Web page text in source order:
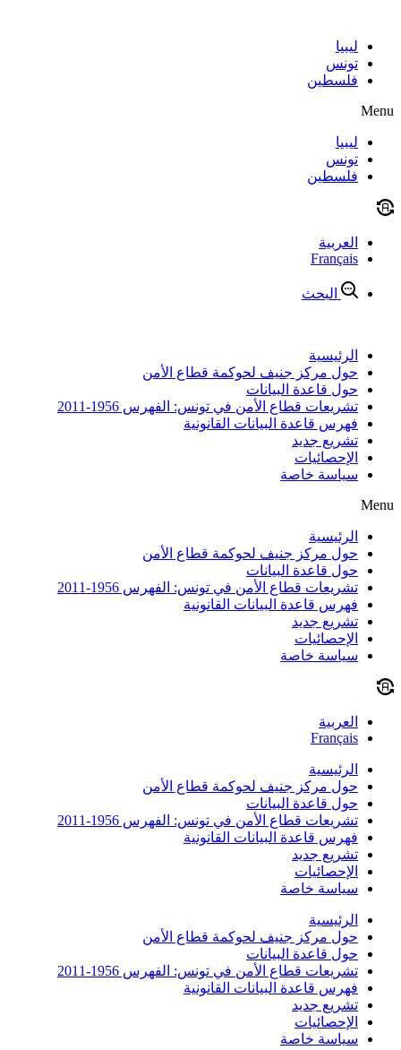
contentليبيا
تونس
فلسطين
Menu
ليبيا
تونس
فلسطين
العربية
Français
البحث
الرئيسية
حول مركز جنيف لحوكمة قطاع الأمن
حول قاعدة البيانات
تشريعات قطاع الأمن في تونس: الفهرس 1956-2011
فهرس قاعدة البيانات القانونية
تشريع جديد
الإحصائيات
سياسة خاصة
Menu
الرئيسية
حول مركز جنيف لحوكمة قطاع الأمن
حول قاعدة البيانات
تشريعات قطاع الأمن في تونس: الفهرس 1956-2011
فهرس قاعدة البيانات القانونية
تشريع جديد
الإحصائيات
سياسة خاصة
العربية
Français
الرئيسية
حول مركز جنيف لحوكمة قطاع الأمن
حول قاعدة البيانات
تشريعات قطاع الأمن في تونس: الفهرس 1956-2011
فهرس قاعدة البيانات القانونية
تشريع جديد
الإحصائيات
سياسة خاصة
الرئيسية
حول مركز جنيف لحوكمة قطاع الأمن
حول قاعدة البيانات
تشريعات قطاع الأمن في تونس: الفهرس 1956-2011
فهرس قاعدة البيانات القانونية
تشريع جديد
الإحصائيات
سياسة خاصة